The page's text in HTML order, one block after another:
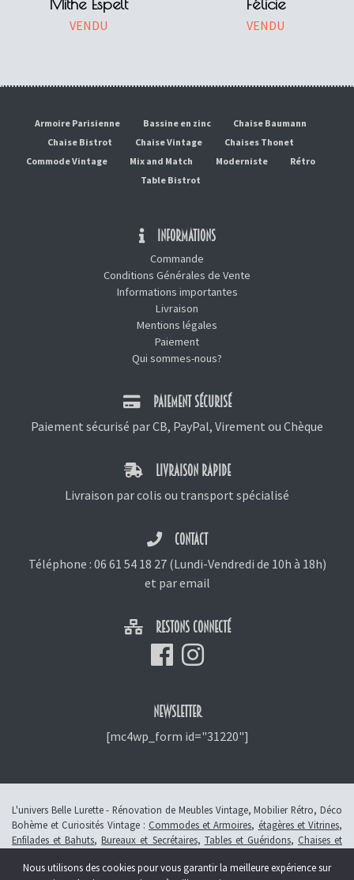
Mithe Espelt
VENDU
Félicie
VENDU
Armoire Parisienne Bassine en zinc
Chaise Baumann
Chaise Bistrot
Chaise Vintage
Chaises Thonet
Commode Vintage
Mix and Match Moderniste
Rétro
Table Bistrot
INFORMATIONS
Commande
Conditions Générales de Vente
Informations importantes
Livraison
Mentions légales
Paiement
Qui sommes-nous?
PAIEMENT SÉCURISÉ
Paiement sécurisé par CB, PayPal, Virement ou Chèque
LIVRAISON RAPIDE
Livraison par colis ou transport spécialisé
CONTACT
Téléphone : 06 61 54 18 27(Lundi-Vendredi de 10h à 18h)
et par email
RESTONS CONNECTÉ
NEWSLETTER
[mc4wp_form id="31220"]
L'univers Belle Lurette - Rénovation de Meubles Vintage, Mobilier Rétro, Déco
Bohème et Curiosités Vintage : Commodes et Armoires, étagères et Vitrines,
Enfilades et Bahuts,Bureaux et Secrétaires, Tables et Guéridons, Chaises et
Nous utilisons des cookies pour vous garantir la meilleure expérience sur